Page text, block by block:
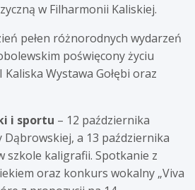
w Filharmonii Kaliskiej.
pełen różnorodnych wydarzeń
poświęcony życiu
Wystawa Gołębi oraz
i sportu – 12 października
a 13 października
szkole kaligrafii. Spotkanie z
oraz konkurs wokalny „Viva